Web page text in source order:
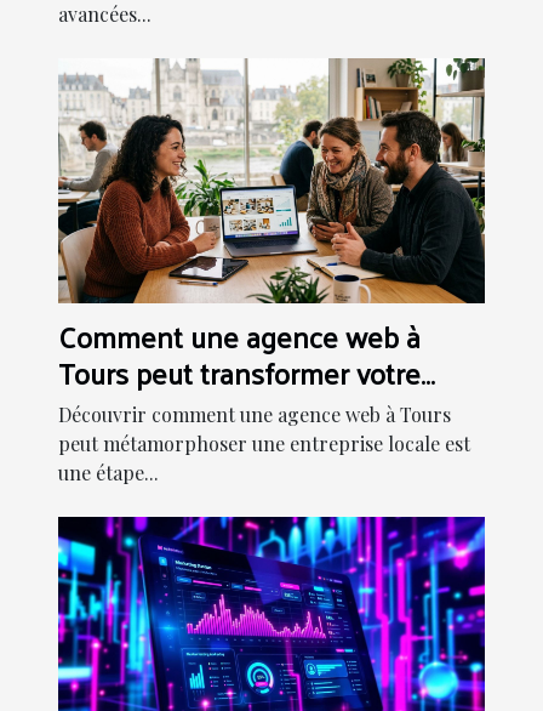
avancées...
Comment une agence web à
Tours peut transformer votre
entreprise locale
Découvrir comment une agence web à Tours
peut métamorphoser une entreprise locale est
une étape...